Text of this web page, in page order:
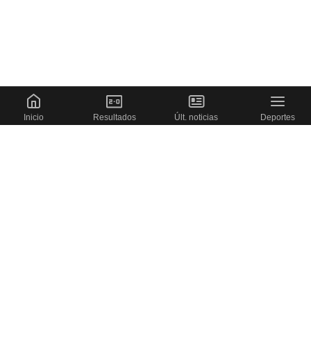
Inicio Resultados Últ. noticias Deportes